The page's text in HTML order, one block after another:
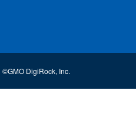
©GMO DigiRock, Inc.